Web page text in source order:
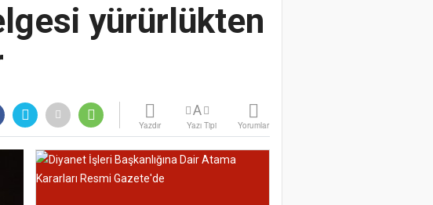
yürürlükten
Yazdır
A
Yazı Tipi Yorumlar